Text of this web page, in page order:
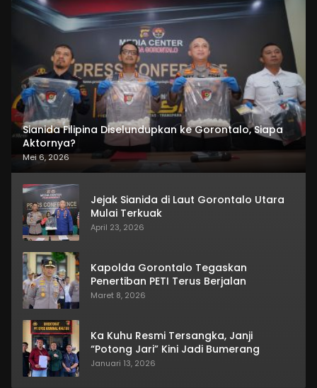
Sianida Filipina Diselundupkan ke Gorontalo, Siapa
Aktornya?
Mei 6, 2026
Jejak Sianida di Laut Gorontalo Utara
Mulai Terkuak
April 23, 2026
Kapolda Gorontalo Tegaskan
Penertiban PETI Terus Berjalan
Maret 8, 2026
Ka Kuhu Resmi Tersangka, Janji
“Potong Jari” Kini Jadi Bumerang
Januari 13, 2026